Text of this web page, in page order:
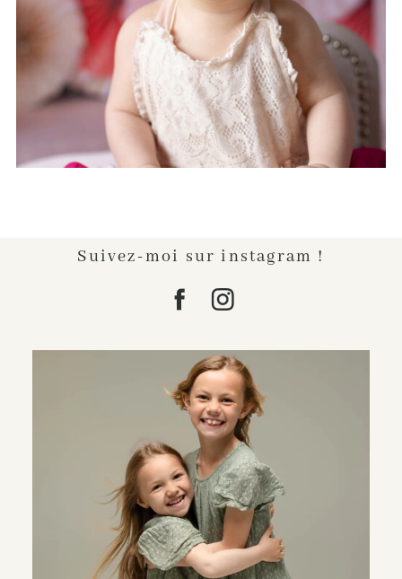
Lire l'article...
Suivez-moi sur instagram !